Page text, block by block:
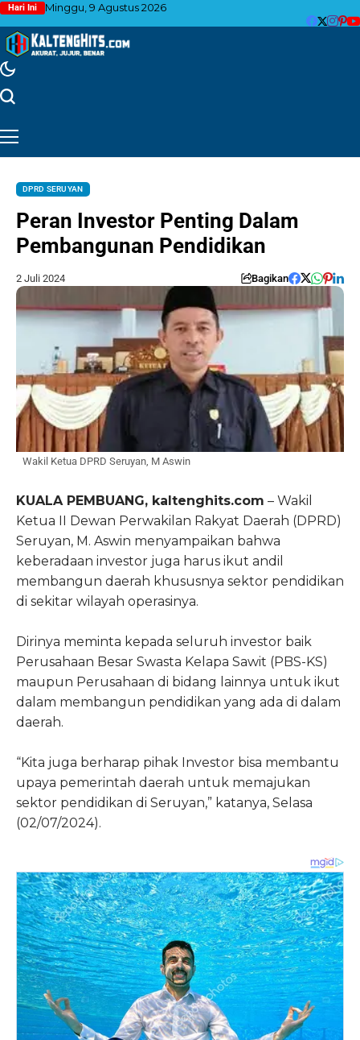
Hari Ini Minggu, 9 Agustus 2026
DPRD SERUYAN
Peran Investor Penting Dalam
Pembangunan Pendidikan
2 Juli 2024 Bagikan
Wakil Ketua DPRD Seruyan, M Aswin
KUALA PEMBUANG, kaltenghits.com – Wakil
Ketua II Dewan Perwakilan Rakyat Daerah (DPRD)
Seruyan, M. Aswin menyampaikan bahwa
keberadaan investor juga harus ikut andil
membangun daerah khususnya sektor pendidikan
di sekitar wilayah operasinya.
Dirinya meminta kepada seluruh investor baik
Perusahaan Besar Swasta Kelapa Sawit (PBS-KS)
maupun Perusahaan di bidang lainnya untuk ikut
dalam membangun pendidikan yang ada di dalam
daerah.
“Kita juga berharap pihak Investor bisa membantu
upaya pemerintah daerah untuk memajukan
sektor pendidikan di Seruyan,” katanya, Selasa
(02/07/2024).